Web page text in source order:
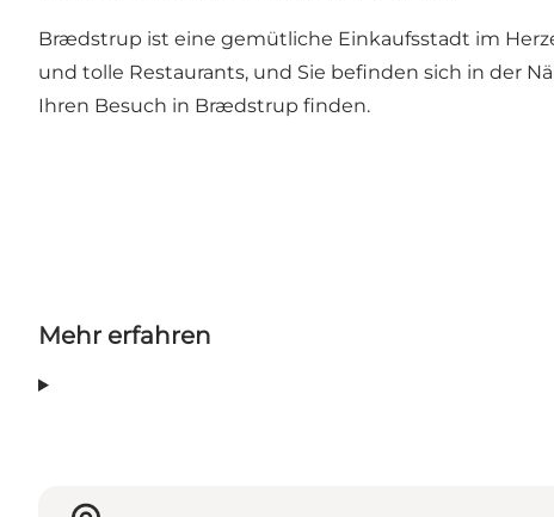
Brædstrup ist eine gemütliche Einkaufsstadt im
und tolle Restaurants, und Sie befinden sich in der
Ihren Besuch in Brædstrup finden.
Mehr erfahren